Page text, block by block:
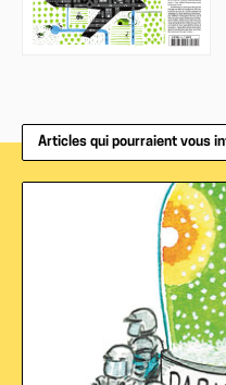
Articles qui pourraient vous